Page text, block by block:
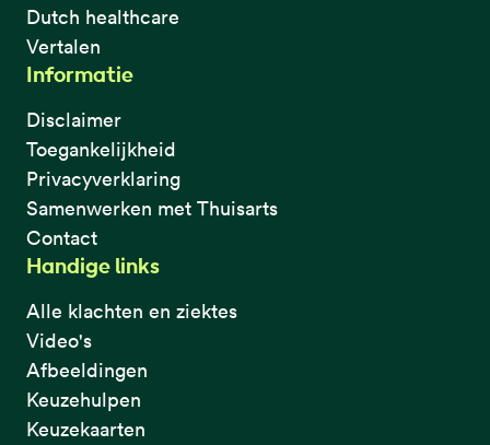
Dutch healthcare
Vertalen
Informatie
Disclaimer
Toegankelijkheid
Privacyverklaring
Samenwerken met Thuisarts
Contact
Handige links
Alle klachten en ziektes
Video's
Afbeeldingen
Keuzehulpen
Keuzekaarten